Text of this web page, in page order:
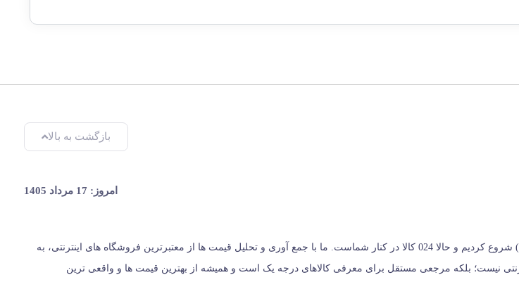
بازگشت به بالا
امروز: 17 مرداد 1405
024 کالا، معتبرترین پلتفرم آنلاین فروشگاه صنایع دستی در ایران، از سال 1396 با وب سایت (مس زنجان) شروع کردیم و حالا 024 کالا در کنار شماست. ما با جمع‌ آوری و تحلیل قیمت‌ ها از معتبرترین فروشگاه‌ های اینترنتی، به
هوشمندانه و به‌ صرفه داشته باشند. 024 کالا یک فروشگاه اینترنتی نیست؛ بلکه مرجعی مستقل برای معرفی کالاهای درجه یک است و همیشه از بهترین قیمت‌ ها و واقعی‌ ترین